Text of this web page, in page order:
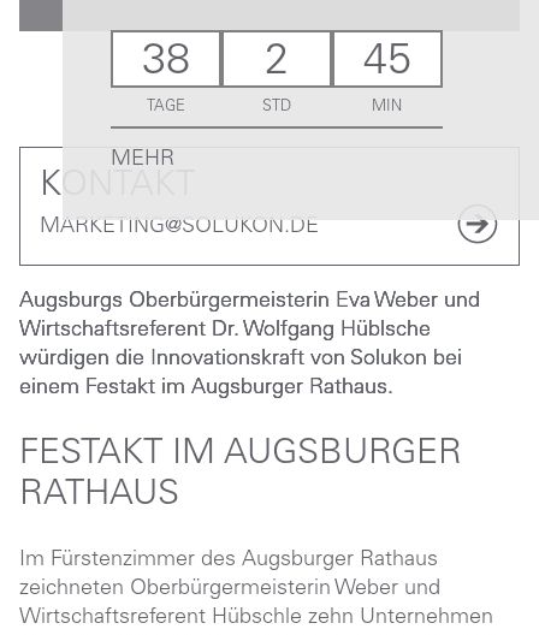
KONTAKT
MARKETING@SOLUKON.DE
Augsburgs Oberbürgermeisterin Eva Weber und
Wirtschaftsreferent Dr. Wolfgang Hüblsche
würdigen die Innovationskraft von Solukon bei
einem Festakt im Augsburger Rathaus.
FESTAKT IM AUGSBURGER
RATHAUS
Im Fürstenzimmer des Augsburger Rathaus
zeichneten Oberbürgermeisterin Weber und
Wirtschaftsreferent Hübschle zehn Unternehmen
38
TAGE
2
STD
45
MIN
MEHR